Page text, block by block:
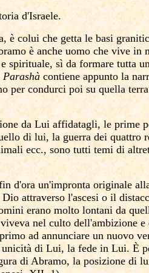
d'Israele.
è colui che getta le basi
è anche uomo che vive in
sì da formare tutta
Parashà contiene appunto la
per condurci poi su quella
da Lui affidatagli, le prime
di lui, la guerra dei quattro
ecc., sono tutti temi di
d'ora un'impronta originale
attraverso l'ascesi o il
erano molto lontani da
nel culto
ad annunciare un nuovo
di Lui, la fede in Lui. È
di Abramo, la posizione di